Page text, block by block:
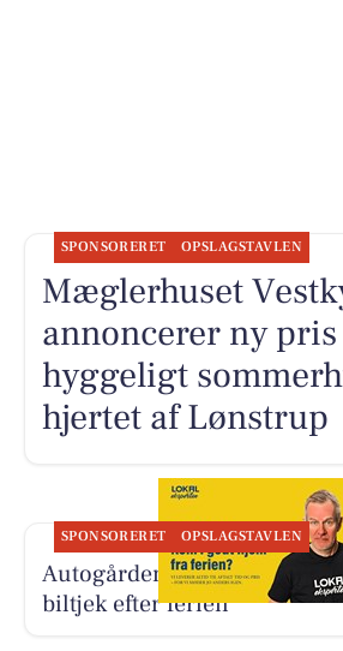
SPONSORERET OPSLAGSTAVLEN
Mæglerhuset
annoncerer ny
hyggeligt
hjertet af Lønstrup
SPONSORERET OPSLAGSTAVLEN
Autogården Løkken
biltjek efter ferien